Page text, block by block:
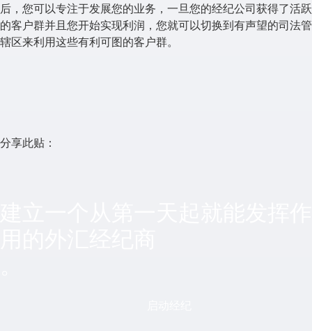
后，您可以专注于发展您的业务，一旦您的经纪公司获得了活跃
的客户群并且您开始实现利润，您就可以切换到有声望的司法管
辖区来利用这些有利可图的客户群。
分享此贴：